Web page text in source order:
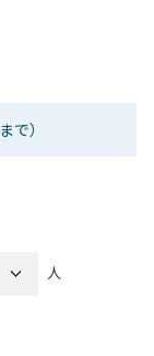
で）
人